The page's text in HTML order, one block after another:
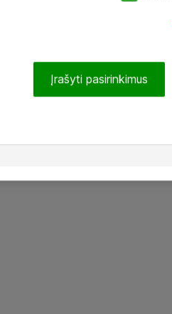
Įrašyti pasirinkimus